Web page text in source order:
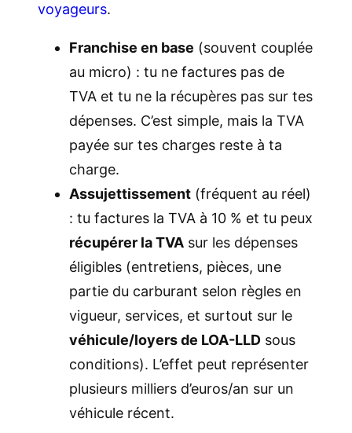
voyageurs.
Franchise en base (souvent couplée
au micro) : tu ne factures pas de
TVA et tu ne la récupères pas sur tes
dépenses. C’est simple, mais la TVA
payée sur tes charges reste à ta
charge.
Assujettissement (fréquent au réel)
: tu factures la TVA à 10 % et tu peux
récupérer la TVA sur les dépenses
éligibles (entretiens, pièces, une
partie du carburant selon règles en
vigueur, services, et surtout sur le
véhicule/loyers de LOA-LLD sous
conditions). L’effet peut représenter
plusieurs milliers d’euros/an sur un
véhicule récent.